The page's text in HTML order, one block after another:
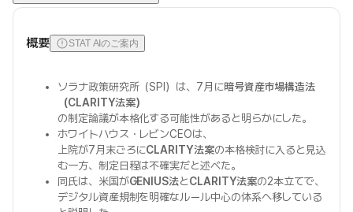
概要 STAT AIのご案内
ソラナ政策研究所（SPI）は、7月に暗号資産市場構造法
（CLARITY法案）
の制定論議が本格化する可能性があると明らかにした。
ホワイトハウス・レビンCEOは、
上院が7月末ごろにCLARITY法案の本格検討に入ると見込
む一方、制定日程は不確実だと述べた。
同氏は、米国がGENIUS法とCLARITY法案の2本立てで、
デジタル資産規制を明確なルール中心の体系へ移している